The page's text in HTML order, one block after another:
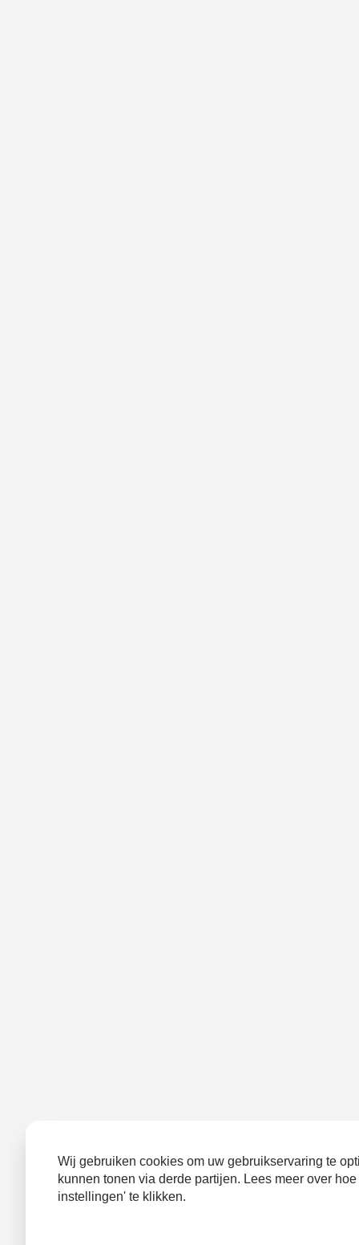
Wij gebruiken cookies om uw gebruikservaring te
kunnen tonen via derde partijen. Lees meer over
instellingen' te klikken.